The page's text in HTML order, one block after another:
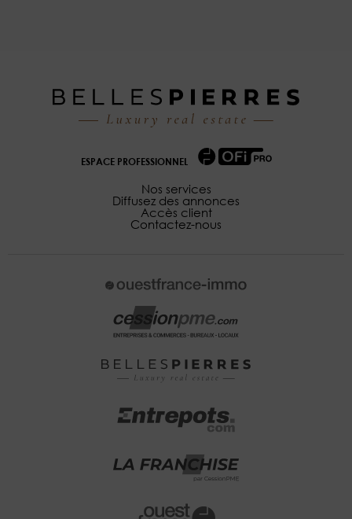
ESPACE PROFESSIONNEL
Nos services
Diffusez des annonces
Accès client
Contactez-nous